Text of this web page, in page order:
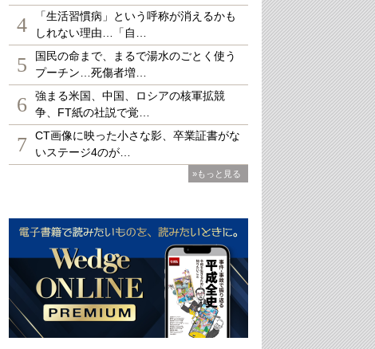
4
「生活習慣病」という呼称が消えるかも
しれない理由…「自…
5
国民の命まで、まるで湯水のごとく使う
プーチン…死傷者増…
6
強まる米国、中国、ロシアの核軍拡競
争、FT紙の社説で覚…
7
CT画像に映った小さな影、卒業証書がな
いステージ4のが…
»もっと見る